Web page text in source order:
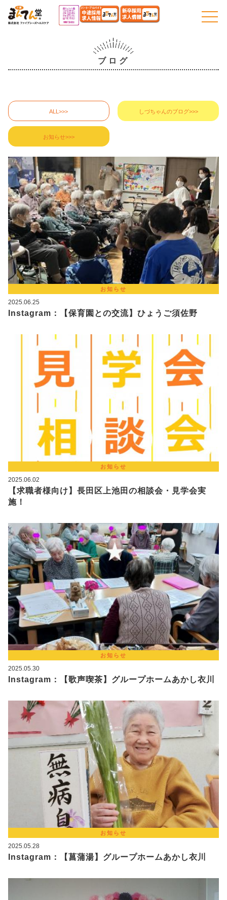
ブログ
ALL>>> しづちゃんのブログ>>>
お知らせ>>>
お知らせ
2025.06.25
Instagram：【保育園との交流】ひょうご須佐野
お知らせ
2025.06.02
【求職者様向け】長田区上池田の相談会・見学会実
施！
お知らせ
2025.05.30
Instagram：【歌声喫茶】グループホームあかし衣川
お知らせ
2025.05.28
Instagram：【菖蒲湯】グループホームあかし衣川